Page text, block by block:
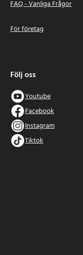
FAQ - Vanliga Frågor
För företag
Följ oss
Youtube
Facebook
Instagram
Tiktok